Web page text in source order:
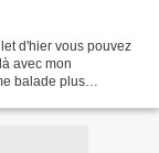
d'hier vous pouvez
avec mon
balade plus